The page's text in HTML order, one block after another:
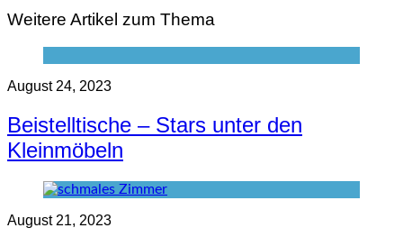
Weitere Artikel zum Thema
August 24, 2023
Beistelltische – Stars unter den
Kleinmöbeln
August 21, 2023